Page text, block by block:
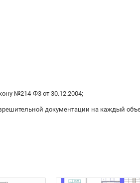
№214-Ф3 от 30.12.2004;
документации на каждый